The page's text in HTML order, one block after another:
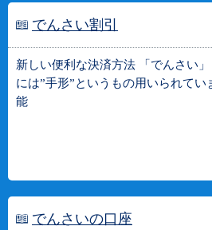
でんさい割引
新しい便利な決済方法 「でんさい
には”手形”というもの用いられて
能
でんさいの口座